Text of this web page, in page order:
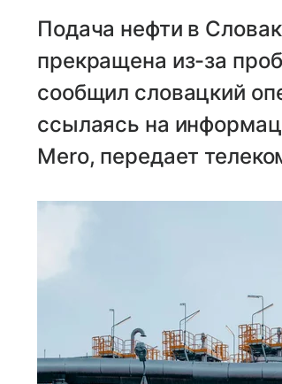
Подача нефти в
прекращена из-за
сообщил словацкий
ссылаясь на
Mero, передает